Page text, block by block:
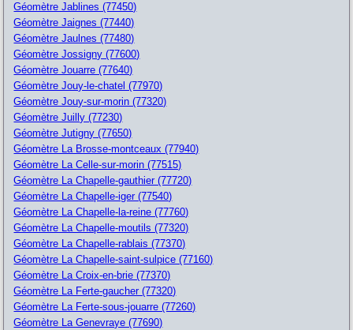
Géomètre Jablines (77450)
Géomètre Jaignes (77440)
Géomètre Jaulnes (77480)
Géomètre Jossigny (77600)
Géomètre Jouarre (77640)
Géomètre Jouy-le-chatel (77970)
Géomètre Jouy-sur-morin (77320)
Géomètre Juilly (77230)
Géomètre Jutigny (77650)
Géomètre La Brosse-montceaux (77940)
Géomètre La Celle-sur-morin (77515)
Géomètre La Chapelle-gauthier (77720)
Géomètre La Chapelle-iger (77540)
Géomètre La Chapelle-la-reine (77760)
Géomètre La Chapelle-moutils (77320)
Géomètre La Chapelle-rablais (77370)
Géomètre La Chapelle-saint-sulpice (77160)
Géomètre La Croix-en-brie (77370)
Géomètre La Ferte-gaucher (77320)
Géomètre La Ferte-sous-jouarre (77260)
Géomètre La Genevraye (77690)